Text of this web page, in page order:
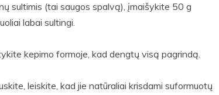
sultimis (tai saugos spalvą), įmaišykite 50 g
labai sultingi.
kepimo formoje, kad dengtų visą pagrindą.
leiskite, kad jie natūraliai krisdami suformuotų